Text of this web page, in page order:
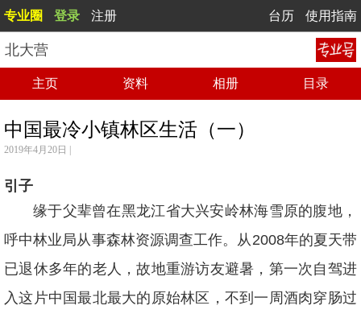
专业圈 登录 注册 台历 使用指南
北大营
主页 资料 相册 目录
中国最冷小镇林区生活（一）
2019年4月20日 |
引子
缘于父辈曾在黑龙江省大兴安岭林海雪原的腹地，
呼中林业局从事森林资源调查工作。从2008年的夏天带
已退休多年的老人，故地重游访友避暑，第一次自驾进
入这片中国最北最大的原始林区，不到一周酒肉穿肠过